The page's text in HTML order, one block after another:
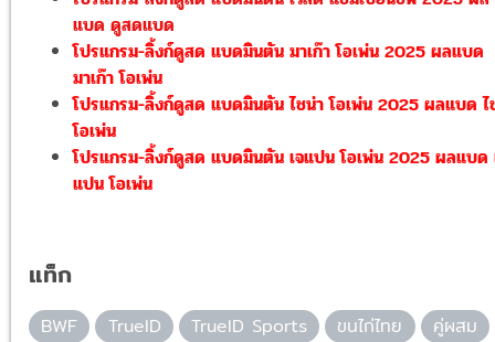
แบด ดูสดแบด
โปรแกรม-ลิ้งก์ดูสด แบดมินตัน มาเก๊า โอเพ่น 2025 ผลแบด
มาเก๊า โอเพ่น
โปรแกรม-ลิ้งก์ดูสด แบดมินตัน ไชน่า โอเพ่น 2025 ผลแบด ไ
โอเพ่น
โปรแกรม-ลิ้งก์ดูสด แบดมินตัน เจแปน โอเพ่น 2025 ผลแบด
แปน โอเพ่น
แท็ก
BWF TrueID TrueID Sports ขนไก่ไทย
คู่ผสม